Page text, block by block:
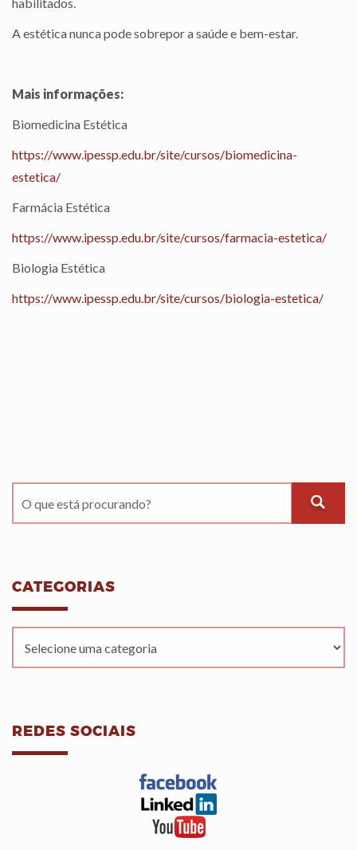
A estética nunca pode sobrepor a saúde e bem-estar.
Mais informações:
Biomedicina Estética
https://www.ipessp.edu.br/site/cursos/biomedicina-
estetica/
Farmácia Estética
https://www.ipessp.edu.br/site/cursos/farmacia-estetica/
Biologia Estética
https://www.ipessp.edu.br/site/cursos/biologia-estetica/
CATEGORIAS
REDES SOCIAIS